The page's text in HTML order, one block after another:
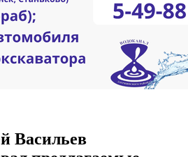
Васильев